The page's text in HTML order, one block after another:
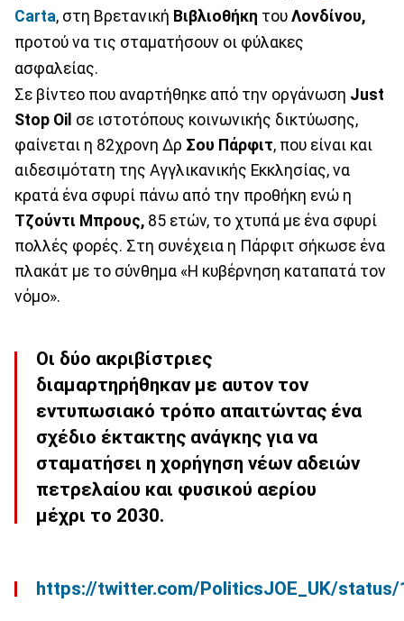
Carta, στη Βρετανική Βιβλιοθήκη του Λονδίνου,
προτού να τις σταματήσουν οι φύλακες
ασφαλείας.
Σε βίντεο που αναρτήθηκε από την οργάνωση Just
Stop Oil σε ιστοτόπους κοινωνικής δικτύωσης,
φαίνεται η 82χρονη Δρ Σου Πάρφιτ, που είναι και
αιδεσιμότατη της Αγγλικανικής Εκκλησίας, να
κρατά ένα σφυρί πάνω από την προθήκη ενώ η
Τζούντι Μπρους, 85 ετών, το χτυπά με ένα σφυρί
πολλές φορές. Στη συνέχεια η Πάρφιτ σήκωσε ένα
πλακάτ με το σύνθημα «Η κυβέρνηση καταπατά τον
νόμο».
Οι δύο ακριβίστριες
διαμαρτηρήθηκαν με αυτον τον
εντυπωσιακό τρόπο απαιτώντας ένα
σχέδιο έκτακτης ανάγκης για να
σταματήσει η χορήγηση νέων αδειών
πετρελαίου και φυσικού αερίου
μέχρι το 2030.
https://twitter.com/PoliticsJOE_UK/